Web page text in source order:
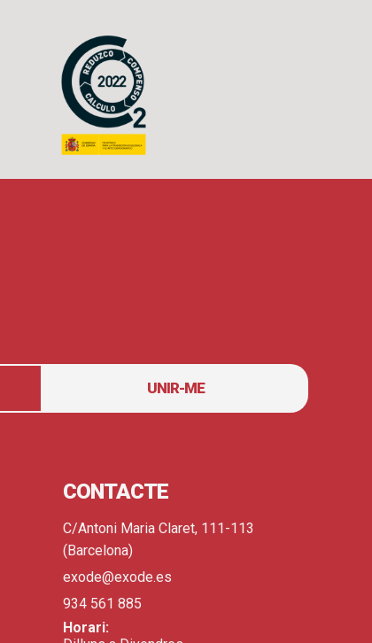
UNIR-ME
CONTACTE
C/Antoni Maria Claret, 111-113
(Barcelona)
exode@exode.es
934 561 885
Horari: